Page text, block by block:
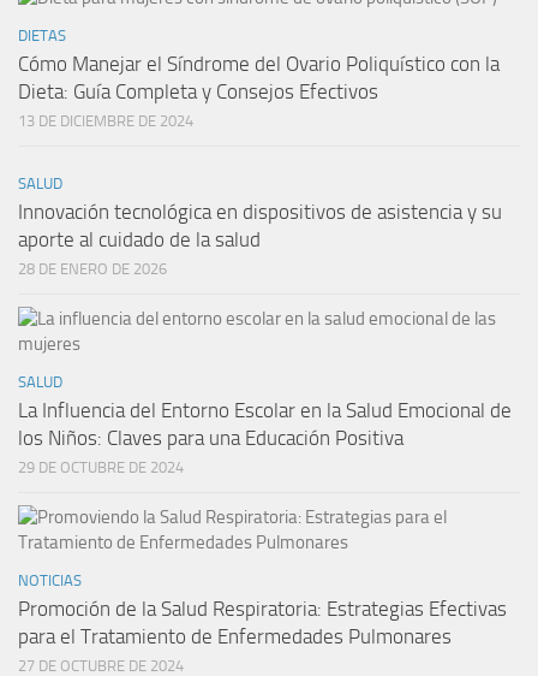
DIETAS
Cómo Manejar el Síndrome del Ovario Poliquístico con la
Dieta: Guía Completa y Consejos Efectivos
13 DE DICIEMBRE DE 2024
SALUD
Innovación tecnológica en dispositivos de asistencia y su
aporte al cuidado de la salud
28 DE ENERO DE 2026
SALUD
La Influencia del Entorno Escolar en la Salud Emocional de
los Niños: Claves para una Educación Positiva
29 DE OCTUBRE DE 2024
NOTICIAS
Promoción de la Salud Respiratoria: Estrategias Efectivas
para el Tratamiento de Enfermedades Pulmonares
27 DE OCTUBRE DE 2024